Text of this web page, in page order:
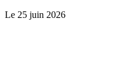
Le 25 juin 2026